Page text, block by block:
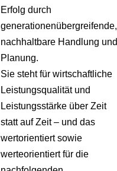
Erfolg durch
generationenübergreifende,
nachhaltbare Handlung und
Planung.
Sie steht für wirtschaftliche
Leistungsqualität und
Leistungsstärke über Zeit
statt auf Zeit – und das
wertorientiert sowie
werteorientiert für die